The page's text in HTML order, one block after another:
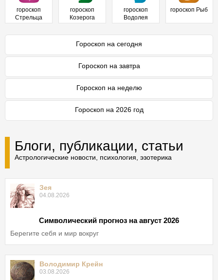
гороскоп
Стрельца
гороскоп
Козерога
гороскоп
Водолея
гороскоп Рыб
Гороскоп на сегодня
Гороскоп на завтра
Гороскоп на неделю
Гороскоп на 2026 год
Блоги, публикации, статьи
Астрологические новости, психология, эзотерика
Зея
04.08.2026
Символический прогноз на август 2026
Берегите себя и мир вокруг
Володимир Крейн
03.08.2026